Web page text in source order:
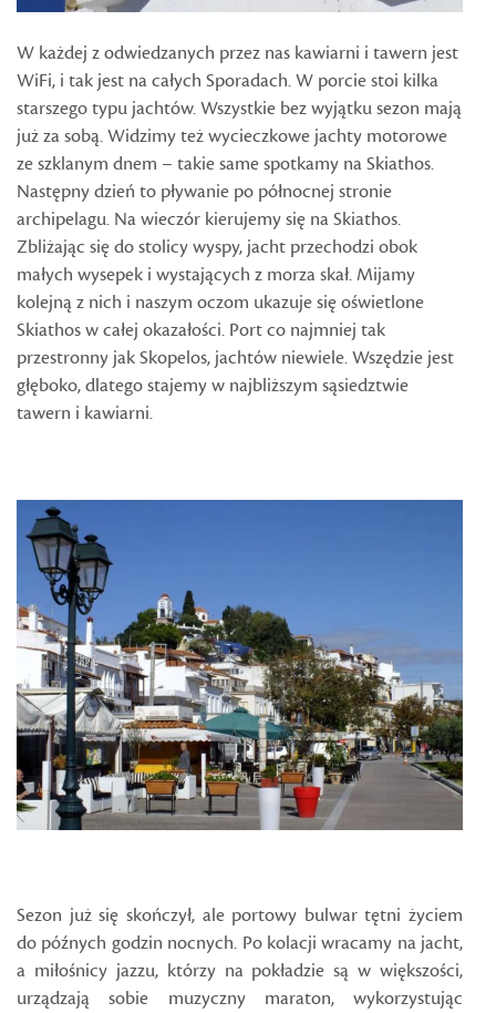
W każdej z odwiedzanych przez nas kawiarni i tawern jest
WiFi, i tak jest na całych Sporadach. W porcie stoi kilka
starszego typu jachtów. Wszystkie bez wyjątku sezon mają
już za sobą. Widzimy też wycieczkowe jachty motorowe
ze szklanym dnem – takie same spotkamy na Skiathos.
Następny dzień to pływanie po północnej stronie
archipelagu. Na wieczór kierujemy się na Skiathos.
Zbliżając się do stolicy wyspy, jacht przechodzi obok
małych wysepek i wystających z morza skał. Mijamy
kolejną z nich i naszym oczom ukazuje się oświetlone
Skiathos w całej okazałości. Port co najmniej tak
przestronny jak Skopelos, jachtów niewiele. Wszędzie jest
głęboko, dlatego stajemy w najbliższym sąsiedztwie
tawern i kawiarni.
Sezon już się skończył, ale portowy bulwar tętni życiem
do późnych godzin nocnych. Po kolacji wracamy na jacht,
a miłośnicy jazzu, którzy na pokładzie są w większości,
urządzają sobie muzyczny maraton, wykorzystując